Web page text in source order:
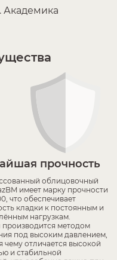
Академика
прочность
облицовочный
имеет марку прочности
что обеспечивает
кладки к постоянным и
нагрузкам.
методом
под высоким давлением,
чему отличается высокой
и стабильной